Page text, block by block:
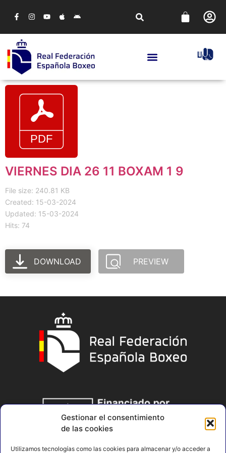
Gestionar el consentimiento
de las cookies
Utilizamos tecnologías como las cookies para almacenar y/o acceder a
VIERNES DIA 26 11 BOXAM 1 9
File size: 240.81 KB
Created: 15-03-2024
Updated: 15-03-2024
Hits: 74
DOWNLOAD PREVIEW